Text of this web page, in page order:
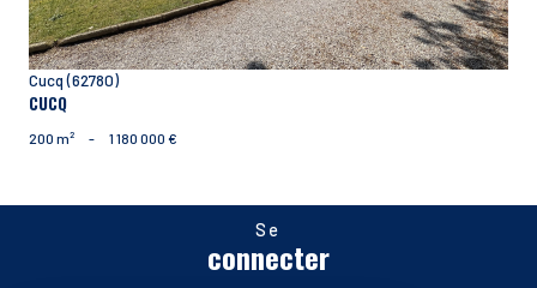
Cucq (62780)
CUCQ
200 m² - 1 180 000 €
Se
connecter